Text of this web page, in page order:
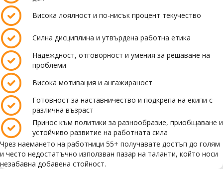
Висока лоялност и по-нисък процент текучество
Силна дисциплина и утвърдена работна етика
Надеждност, отговорност и умения за решаване на
проблеми
Висока мотивация и ангажираност
Готовност за наставничество и подкрепа на екипи с
различна възраст
Принос към политики за разнообразие, приобщаване и
устойчиво развитие на работната сила
Чрез наемането на работници 55+ получавате достъп до голям
и често недостатъчно използван пазар на таланти, който носи
незабавна добавена стойност.